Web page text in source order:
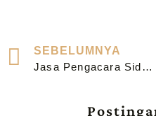
SEBELUMNYA
Jasa Pengacara Sidang di Pengadilan Agama Gresik